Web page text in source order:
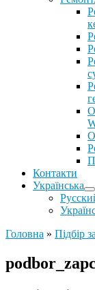
Контакти
Українська
Головна » Підбір